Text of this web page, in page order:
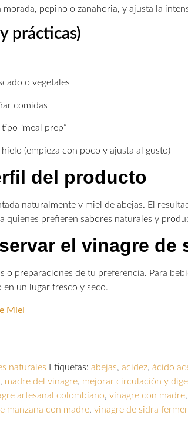
pepino o zanahoria, y ajusta la
prácticas)
o vegetales
comidas
“meal prep”
(empieza con poco y ajusta al gusto)
del producto
naturalmente y miel de abejas. El
quienes prefieren sabores naturales y
el vinagre de
o preparaciones de tu preferencia. Para
un lugar fresco y seco.
Miel
naturales Etiquetas: abejas, acidez, ácido
, madre del vinagre, mejorar circulación y
artesanal colombiano, vinagre con madre,
manzana con madre, vinagre de sidra